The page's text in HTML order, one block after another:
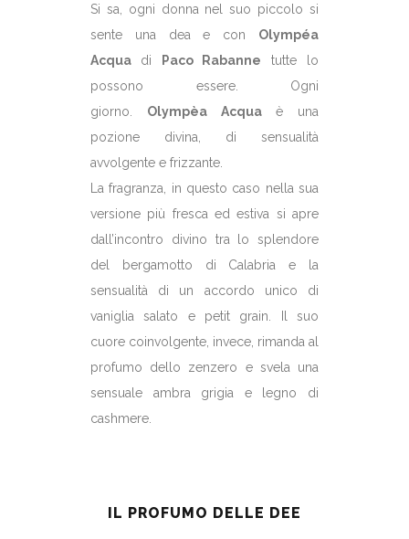
Si sa, ogni donna nel suo piccolo si
sente una dea e con Olympéa
Acqua di Paco Rabanne tutte lo
possono essere. Ogni
giorno. Olympèa Acqua è una
pozione divina, di sensualità
avvolgente e frizzante.
La fragranza, in questo caso nella sua
versione più fresca ed estiva si apre
dall’incontro divino tra lo splendore
del bergamotto di Calabria e la
sensualità di un accordo unico di
vaniglia salato e petit grain. Il suo
cuore coinvolgente, invece, rimanda al
profumo dello zenzero e svela una
sensuale ambra grigia e legno di
cashmere.
IL PROFUMO DELLE DEE